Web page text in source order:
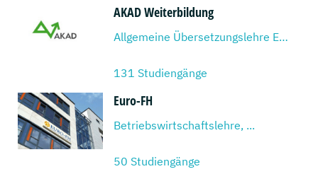
AKAD Weiterbildung
Allgemeine Übersetzungslehre Englisch/Deutsch, ...
131 Studiengänge
Euro-FH
Betriebswirtschaftslehre, ...
50 Studiengänge